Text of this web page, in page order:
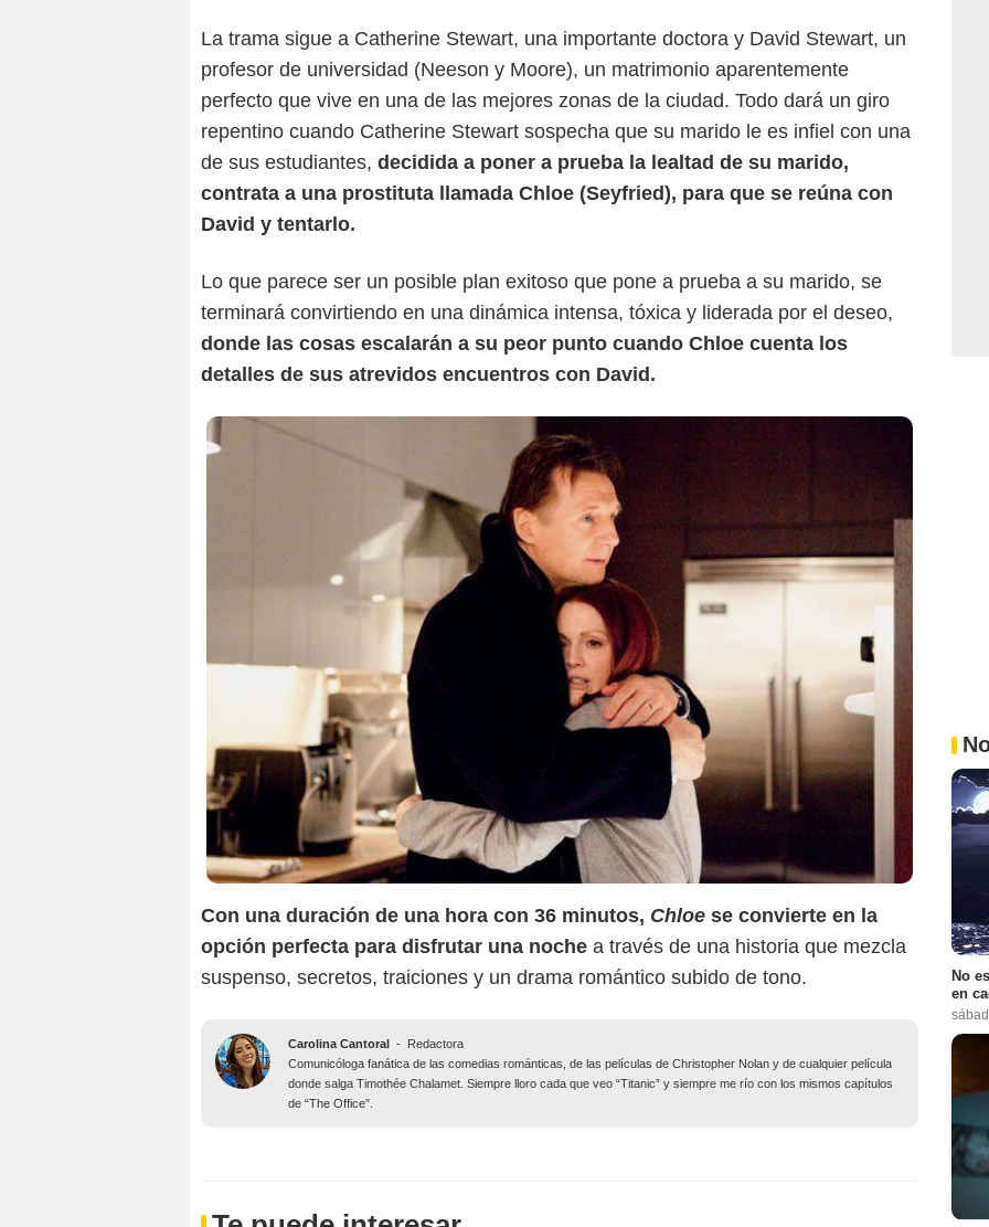
La trama sigue a Catherine Stewart, una importante doctora y David Stewart, un
profesor de universidad (Neeson y Moore), un matrimonio aparentemente
perfecto que vive en una de las mejores zonas de la ciudad. Todo dará un giro
repentino cuando Catherine Stewart sospecha que su marido le es infiel con una
de sus estudiantes, decidida a poner a prueba la lealtad de su marido,
contrata a una prostituta llamada Chloe (Seyfried), para que se reúna con
David y tentarlo.
Lo que parece ser un posible plan exitoso que pone a prueba a su marido, se
terminará convirtiendo en una dinámica intensa, tóxica y liderada por el deseo,
donde las cosas escalarán a su peor punto cuando Chloe cuenta los
detalles de sus atrevidos encuentros con David.
Con una duración de una hora con 36 minutos, Chloe se convierte en la
opción perfecta para disfrutar una noche a través de una historia que mezcla
suspenso, secretos, traiciones y un drama romántico subido de tono.
Carolina Cantoral -
Redactora
Comunicóloga fanática de las comedias románticas, de las películas de Christopher Nolan y de cualquier película
donde salga Timothée Chalamet. Siempre lloro cada que veo “Titanic” y siempre me río con los mismos capítulos
de “The Office”.
No
en